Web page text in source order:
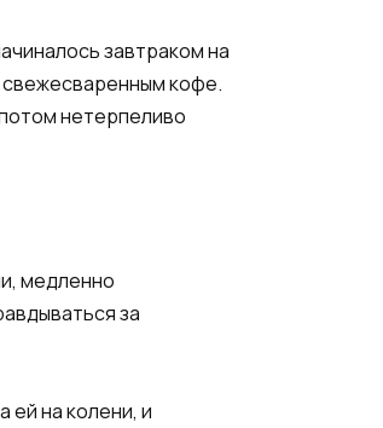
завтраком на
свежесваренным кофе.
нетерпеливо
медленно
за
ей на колени, и